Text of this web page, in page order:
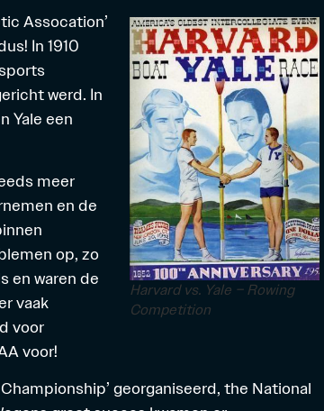
Harvard vs. Yale – Rowing
Competition
Assocation’
In 1910
werd. In
Yale een
meer
en de
op, zo
en waren de
vaak
voor
voor!
georganiseerd, the National